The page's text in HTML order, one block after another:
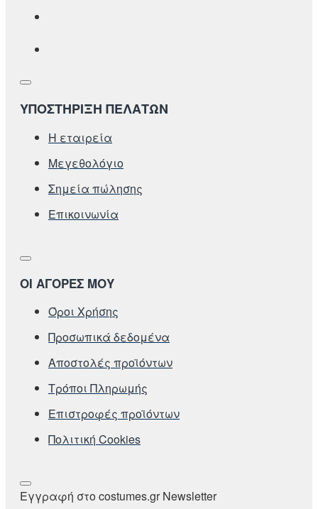
ΥΠΟΣΤΗΡΙΞΗ ΠΕΛΑΤΩΝ
Η εταιρεία
Μεγεθολόγιο
Σημεία πώλησης
Επικοινωνία
ΟΙ ΑΓΟΡΕΣ ΜΟΥ
Όροι Χρήσης
Προσωπικά δεδομένα
Αποστολές προϊόντων
Τρόποι Πληρωμής
Επιστροφές προϊόντων
Πολιτική Cookies
Εγγραφή στο costumes.gr Newsletter